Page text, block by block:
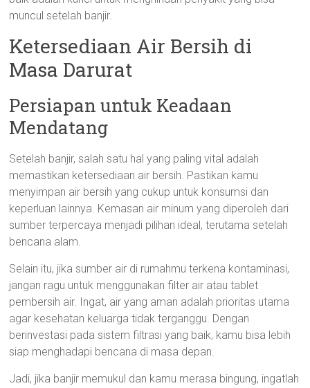
muncul setelah banjir.
Ketersediaan Air Bersih di
Masa Darurat
Persiapan untuk Keadaan
Mendatang
Setelah banjir, salah satu hal yang paling vital adalah
memastikan ketersediaan air bersih. Pastikan kamu
menyimpan air bersih yang cukup untuk konsumsi dan
keperluan lainnya. Kemasan air minum yang diperoleh dari
sumber terpercaya menjadi pilihan ideal, terutama setelah
bencana alam.
Selain itu, jika sumber air di rumahmu terkena kontaminasi,
jangan ragu untuk menggunakan filter air atau tablet
pembersih air. Ingat, air yang aman adalah prioritas utama
agar kesehatan keluarga tidak terganggu. Dengan
berinvestasi pada sistem filtrasi yang baik, kamu bisa lebih
siap menghadapi bencana di masa depan.
Jadi, jika banjir memukul dan kamu merasa bingung, ingatlah